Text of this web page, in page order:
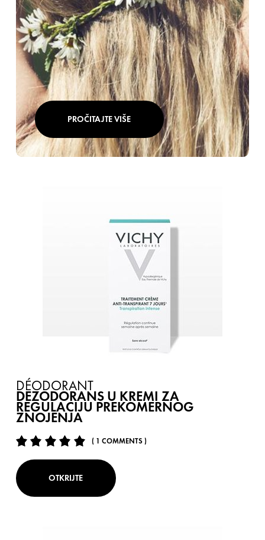
PROČITAJTE VIŠE
DÉODORANT
DEZODORANS U KREMI ZA
REGULACIJU PREKOMERNOG
ZNOJENJA
( 1 COMMENTS )
OTKRIJTE